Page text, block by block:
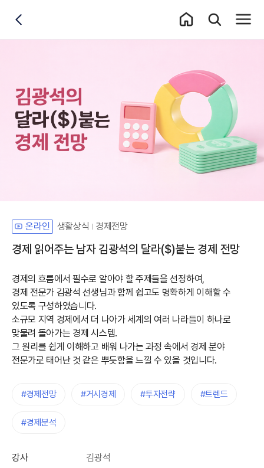
통합검색 레이
전체
뒤로가기
온라인 생활상식 경제전망
경제 읽어주는 남자 김광석의 달라($)붙는 경제 전망
경제의 흐름에서 필수로 알아야 할 주제들을 선정하여,
경제 전문가 김광석 선생님과 함께 쉽고도 명확하게 이해할 수
있도록 구성하였습니다.
소규모 지역 경제에서 더 나아가 세계의 여러 나라들이 하나로
맞물려 돌아가는 경제 시스템.
그 원리를 쉽게 이해하고 배워 나가는 과정 속에서 경제 분야
전문가로 태어난 것 같은 뿌듯함을 느낄 수 있을 것입니다.
#경제전망 #거시경제 #투자전략 #트렌드
#경제분석
강사
김광석